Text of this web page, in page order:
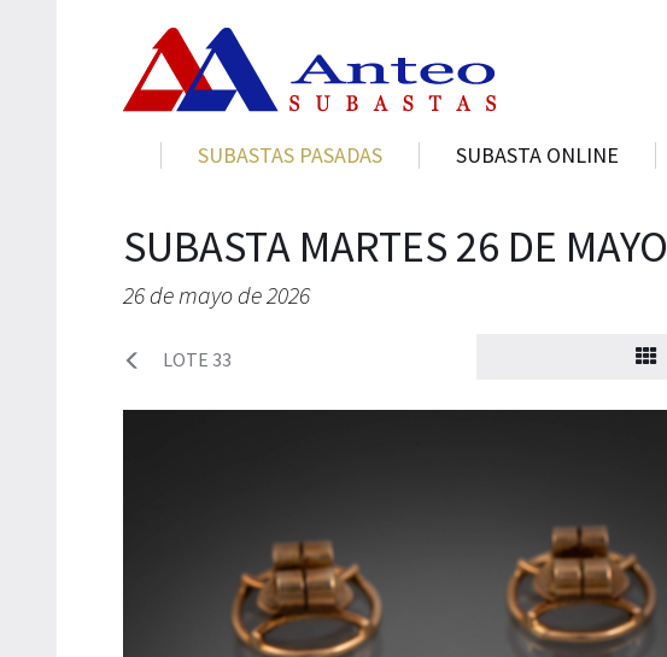
SUBASTAS PASADAS SUBASTA ONLINE
SUBASTA MARTES 26 DE MAYO
26 de mayo de 2026
LOTE 33